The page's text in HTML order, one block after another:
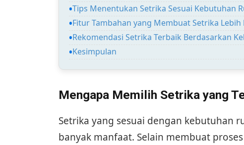
Tips Menentukan Setrika Sesuai Kebutuhan
Fitur Tambahan yang Membuat Setrika Lebih
Rekomendasi Setrika Terbaik Berdasarkan
Kesimpulan
Mengapa Memilih Setrika yang
Setrika yang sesuai dengan kebutuhan
banyak manfaat. Selain membuat